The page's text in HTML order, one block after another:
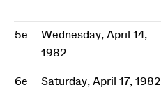
5e
Wednesday, April 14,
1982
6e Saturday, April 17, 1982